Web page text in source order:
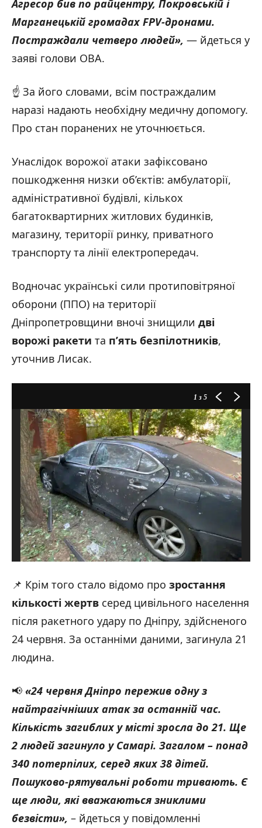
Агресор бив по райцентру, Покровській і
Марганецькій громадах FPV-дронами.
Постраждали четверо людей», — йдеться у
заяві голови ОВА.
☝️ За його словами, всім постраждалим
наразі надають необхідну медичну допомогу.
Про стан поранених не уточнюється.
Унаслідок ворожої атаки зафіксовано
пошкодження низки об’єктів: амбулаторії,
адміністративної будівлі, кількох
багатоквартирних житлових будинків,
магазину, території ринку, приватного
транспорту та лінії електропередач.
Водночас українські сили протиповітряної
оборони (ППО) на території
Дніпропетровщини вночі знищили дві
ворожі ракети та п’ять безпілотників,
уточнив Лисак.
1 з 5
📌 Крім того стало відомо про зростання
кількості жертв серед цивільного населення
після ракетного удару по Дніпру, здійсненого
24 червня. За останніми даними, загинула 21
людина.
📢 «24 червня Дніпро пережив одну з
найтрагічніших атак за останній час.
Кількість загиблих у місті зросла до 21. Ще
2 людей загинуло у Самарі. Загалом – понад
340 потерпілих, серед яких 38 дітей.
Пошуково-рятувальні роботи тривають. Є
ще люди, які вважаються зниклими
безвісти», – йдеться у повідомленні